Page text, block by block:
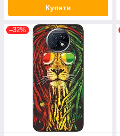
Купити
–32%